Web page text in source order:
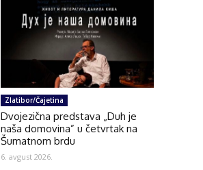
Zlatibor/Čajetina
Dvojezična predstava „Duh je
naša domovina” u četvrtak na
Šumatnom brdu
6. avgust 2026.